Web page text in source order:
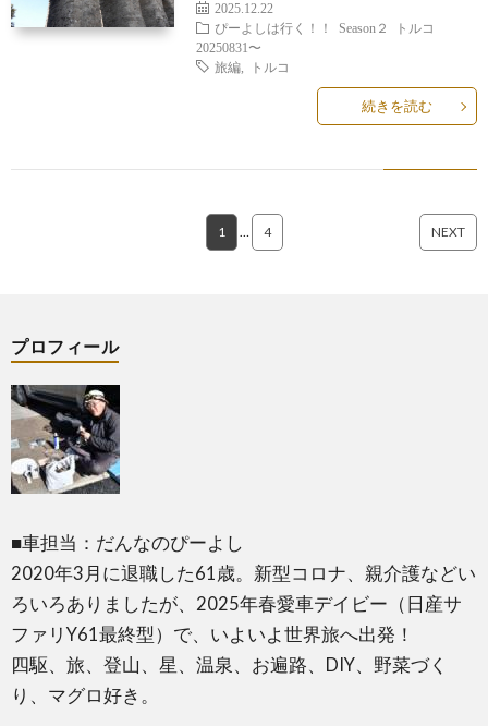
2025.12.22
ぴーよしは行く！！
Season２
トルコ
20250831〜
旅編, トルコ
続きを読む
1 … 4 NEXT
プロフィール
■車担当：だんなのぴーよし
2020年3月に退職した61歳。新型コロナ、親介護などい
ろいろありましたが、2025年春愛車デイビー（日産サ
ファリY61最終型）で、いよいよ世界旅へ出発！
四駆、旅、登山、星、温泉、お遍路、DIY、野菜づく
り、マグロ好き。